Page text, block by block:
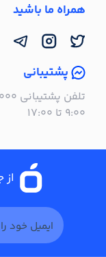
همراه ما باشید
پشتیبانی
۹:۰۰ تا ۱۷:۰۰